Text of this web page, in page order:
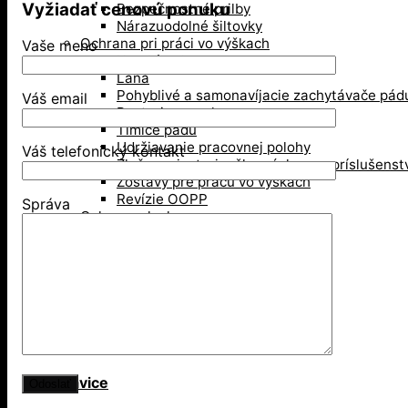
Bezpečnostné prilby
Nárazuodolné šiltovky
Ochrana pri práci vo výškach
Karabíny, kotvy
Laná
Pohyblivé a samonavíjacie zachytávače
Postroje, opasky
Tlmiče pádu
Udržiavanie pracovnej polohy
Zlaňovanie, trojnožky, záchrana,
Zostavy pre prácu vo výškach
Revízie OOPP
Ochrana sluchu
Rukavice
Vyžiadať cenovú ponuku
Vaše meno
Váš email
Váš telefonický kontakt
Správa